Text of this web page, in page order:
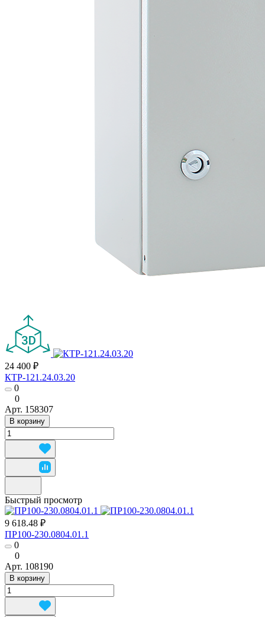
24 400 ₽
КТР-121.24.03.20
0
0
Арт. 158307
В корзину
Быстрый просмотр
9 618.48 ₽
ПР100-230.0804.01.1
0
0
Арт. 108190
В корзину